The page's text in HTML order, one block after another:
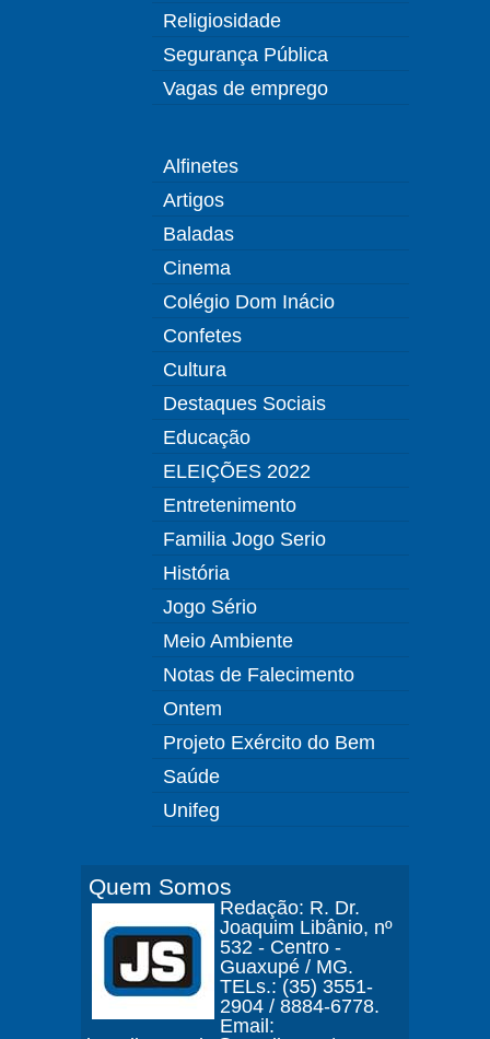
Religiosidade
Segurança Pública
Vagas de emprego
Alfinetes
Artigos
Baladas
Cinema
Colégio Dom Inácio
Confetes
Cultura
Destaques Sociais
Educação
ELEIÇÕES 2022
Entretenimento
Familia Jogo Serio
História
Jogo Sério
Meio Ambiente
Notas de Falecimento
Ontem
Projeto Exército do Bem
Saúde
Unifeg
Quem Somos
Redação: R. Dr.
Joaquim Libânio, nº
532 - Centro -
Guaxupé / MG.
TELs.: (35) 3551-
2904 / 8884-6778.
Email: